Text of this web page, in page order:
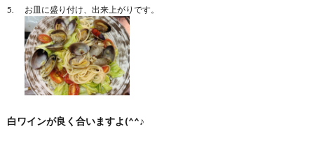
お皿に盛り付け、出来上がりです。
白ワインが良く合いますよ(^^♪